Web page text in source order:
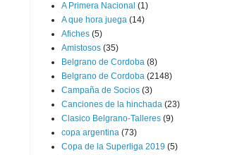
A Primera Nacional (1)
A que hora juega (14)
Afiches (5)
Amistosos (35)
Belgrano de Cordoba (8)
Belgrano de Cordoba (2148)
Campaña de Socios (3)
Canciones de la hinchada (23)
Clasico Belgrano-Talleres (9)
copa argentina (73)
Copa de la Superliga 2019 (5)